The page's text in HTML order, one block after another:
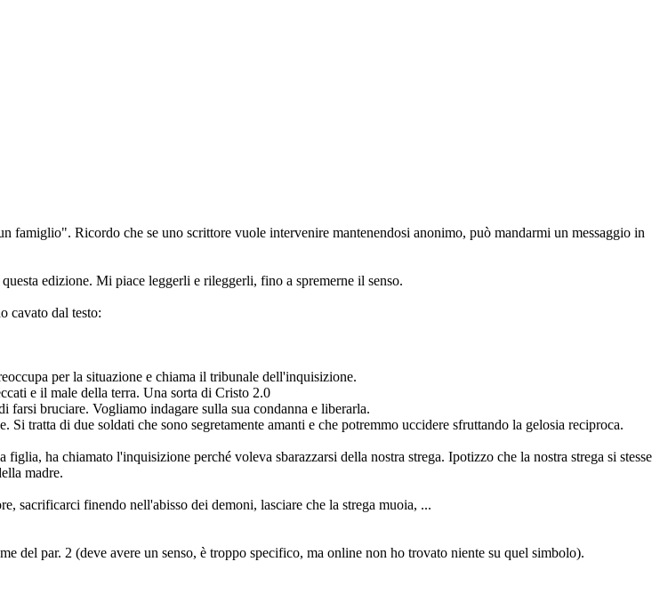
famiglio". Ricordo che se uno scrittore vuole intervenire mantenendosi anonimo, può mandarmi un messaggio in
edizione. Mi piace leggerli e rileggerli, fino a spremerne il senso.
cavato dal testo:
per la situazione e chiama il tribunale dell'inquisizione.
e il male della terra. Una sorta di Cristo 2.0
bruciare. Vogliamo indagare sulla sua condanna e liberarla.
tratta di due soldati che sono segretamente amanti e che potremmo uccidere sfruttando la gelosia reciproca.
ha chiamato l'inquisizione perché voleva sbarazzarsi della nostra strega. Ipotizzo che la nostra strega si stesse
madre.
sacrificarci finendo nell'abisso dei demoni, lasciare che la strega muoia, ...
del par. 2 (deve avere un senso, è troppo specifico, ma online non ho trovato niente su quel simbolo).